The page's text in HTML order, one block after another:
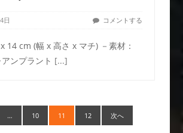
日 コメントする
14 cm (幅 x 高さ x マチ) －素材：
ンプラント [...]
… 10 11 12 次へ